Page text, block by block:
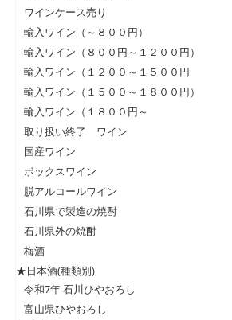
ワインケース売り
輸入ワイン（～８００円）
輸入ワイン（８００円～１２００円）
輸入ワイン（１２００～１５００円
輸入ワイン（１５００～１８００円）
輸入ワイン（１８００円～
取り扱い終了 ワイン
国産ワイン
ボックスワイン
脱アルコールワイン
石川県で製造の焼酎
石川県外の焼酎
梅酒
★日本酒(種類別)
令和7年 石川ひやおろし
富山県ひやおろし